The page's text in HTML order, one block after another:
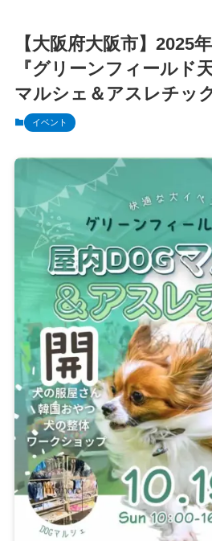
【大阪府大阪市】2025
『グリーンフィールド
マルシェ＆アスレチッ
イベント